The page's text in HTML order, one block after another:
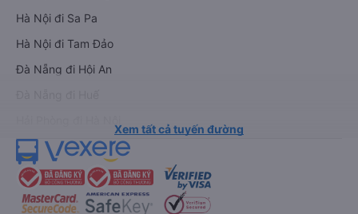
Hà Nội đi Sa Pa
Hà Nội đi Tam Đảo
Đà Nẵng đi Hội An
Xem tất cả tuyến đường